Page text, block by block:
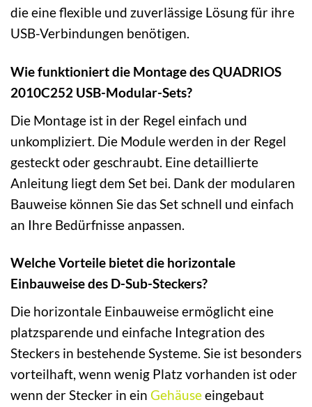
die eine flexible und zuverlässige Lösung für ihre
USB-Verbindungen benötigen.
Wie funktioniert die Montage des QUADRIOS
2010C252 USB-Modular-Sets?
Die Montage ist in der Regel einfach und
unkompliziert. Die Module werden in der Regel
gesteckt oder geschraubt. Eine detaillierte
Anleitung liegt dem Set bei. Dank der modularen
Bauweise können Sie das Set schnell und einfach
an Ihre Bedürfnisse anpassen.
Welche Vorteile bietet die horizontale
Einbauweise des D-Sub-Steckers?
Die horizontale Einbauweise ermöglicht eine
platzsparende und einfache Integration des
Steckers in bestehende Systeme. Sie ist besonders
vorteilhaft, wenn wenig Platz vorhanden ist oder
wenn der Stecker in ein Gehäuseeingebaut